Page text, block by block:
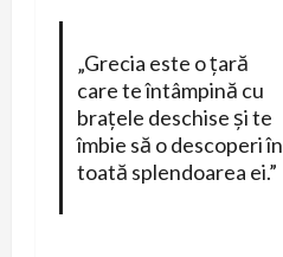
„Grecia este o țară
care te întâmpină cu
brațele deschise și te
îmbie să o descoperi în
toată splendoarea ei.”